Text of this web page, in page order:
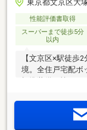
東京都文京区大
性能評価書取得
スーパーまで徒歩5分
以内
【文京区×駅徒歩2
境。全住戸宅配ボ
田町へダイレクト
とりあるプランニ